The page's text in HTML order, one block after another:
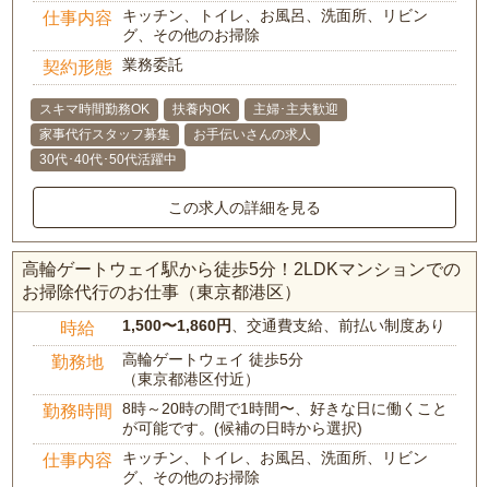
仕事内容
キッチン、トイレ、お風呂、洗面所、リビン
グ、その他のお掃除
契約形態 業務委託
スキマ時間勤務OK 扶養内OK
主婦･主夫歓迎
家事代行スタッフ募集
お手伝いさんの求人
30代･40代･50代活躍中
この求人の詳細を見る
高輪ゲートウェイ駅から徒歩5分！2LDKマンションでの
お掃除代行のお仕事（東京都港区）
時給 1,500〜1,860円 、交通費支給、前払い制度あり
勤務地
高輪ゲートウェイ 徒歩5分
（東京都港区付近）
勤務時間
8時～20時の間で1時間〜、好きな日に働くこと
が可能です。(候補の日時から選択)
仕事内容
キッチン、トイレ、お風呂、洗面所、リビン
グ、その他のお掃除